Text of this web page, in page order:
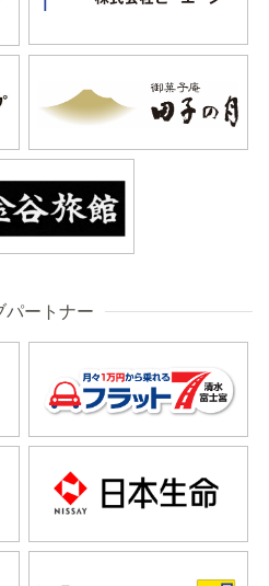
パートナー